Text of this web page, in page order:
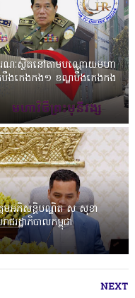
ៈស្ថិតនៅតាមបណ្ដោយមហា
បឹងកេងកង១ ខណ្ឌបឹងកេងកង
មអភិសន្តិបណ្ឌិត ស សុខា
រដ្ឋាភិបាលកម្ពុជា
NEXT